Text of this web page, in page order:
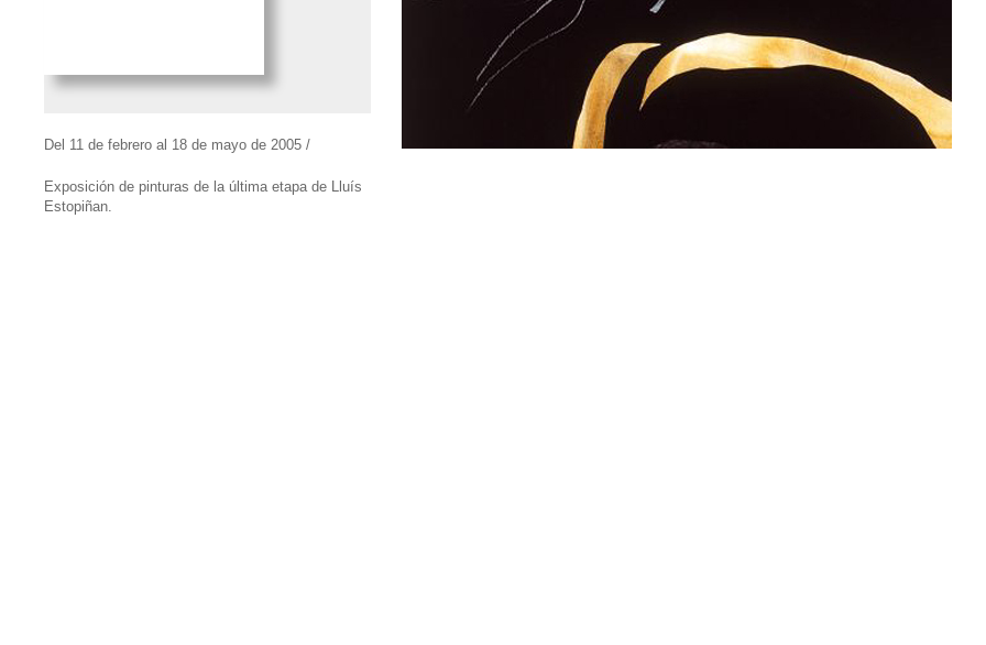
Del 11 de febrero al 18 de mayo de 2005 /
Exposición de pinturas de la última etapa de Lluís
Estopiñan.